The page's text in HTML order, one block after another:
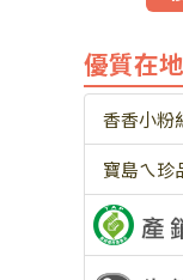
優質在
香香小粉
寶島ㄟ珍